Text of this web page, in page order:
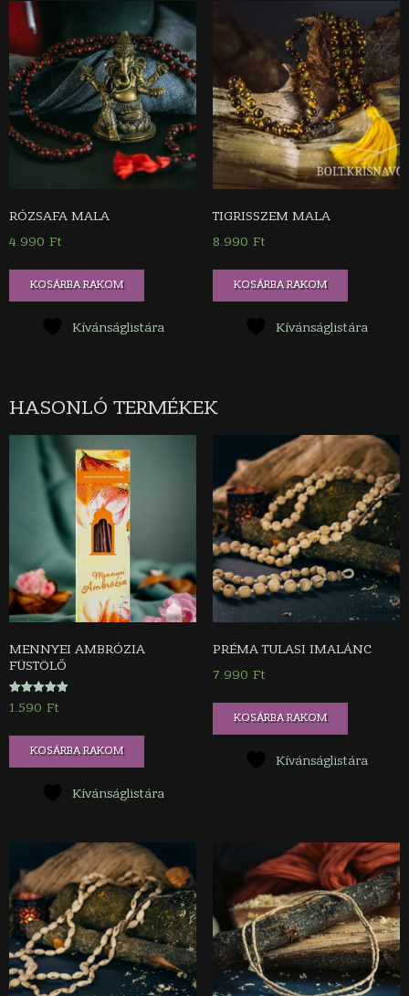
RÓZSAFA MALA
4.990 Ft
KOSÁRBA RAKOM
Kívánságlistára
TIGRISSZEM MALA
8.990 Ft
KOSÁRBA RAKOM
Kívánságlistára
HASONLÓ TERMÉKEK
MENNYEI AMBRÓZIA
FÜSTÖLŐ
Értékelés:
5.00
1.590 Ft
KOSÁRBA RAKOM
Kívánságlistára
PRÉMA TULASI IMALÁNC
7.990 Ft
KOSÁRBA RAKOM
Kívánságlistára